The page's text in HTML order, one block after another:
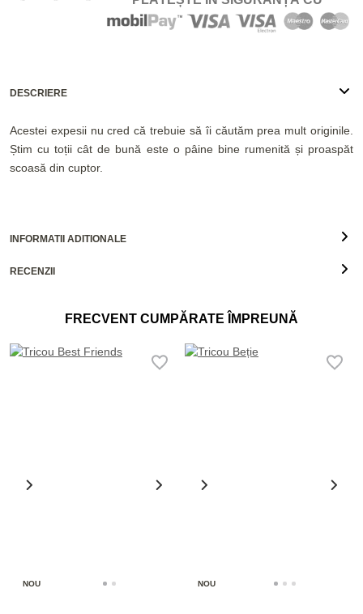
DESCRIERE
Acestei expesii nu cred că trebuie să îi căutăm prea mult originile.
Știm cu toții cât de bună este o pâine bine rumenită și proaspăt
scoasă din cuptor.
INFORMATII ADITIONALE
RECENZII
FRECVENT CUMPĂRATE ÎMPREUNĂ
NOU NOU